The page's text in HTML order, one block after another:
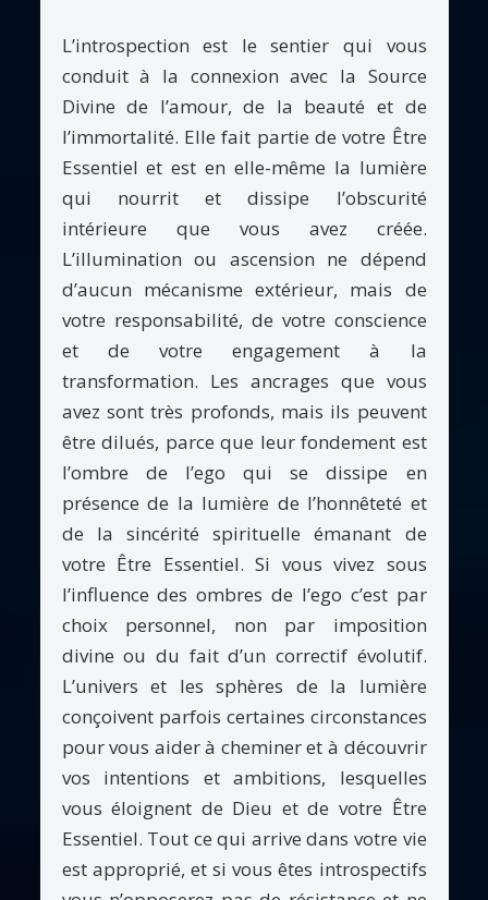
L’introspection est le sentier qui vous
conduit à la connexion avec la Source
Divine de l’amour, de la beauté et de
l’immortalité. Elle fait partie de votre Être
Essentiel et est en elle-même la lumière
qui nourrit et dissipe l’obscurité
intérieure que vous avez créée.
L’illumination ou ascension ne dépend
d’aucun mécanisme extérieur, mais de
votre responsabilité, de votre conscience
et de votre engagement à la
transformation. Les ancrages que vous
avez sont très profonds, mais ils peuvent
être dilués, parce que leur fondement est
l’ombre de l’ego qui se dissipe en
présence de la lumière de l’honnêteté et
de la sincérité spirituelle émanant de
votre Être Essentiel. Si vous vivez sous
l’influence des ombres de l’ego c’est par
choix personnel, non par imposition
divine ou du fait d’un correctif évolutif.
L’univers et les sphères de la lumière
conçoivent parfois certaines circonstances
pour vous aider à cheminer et à découvrir
vos intentions et ambitions, lesquelles
vous éloignent de Dieu et de votre Être
Essentiel. Tout ce qui arrive dans votre vie
est approprié, et si vous êtes introspectifs